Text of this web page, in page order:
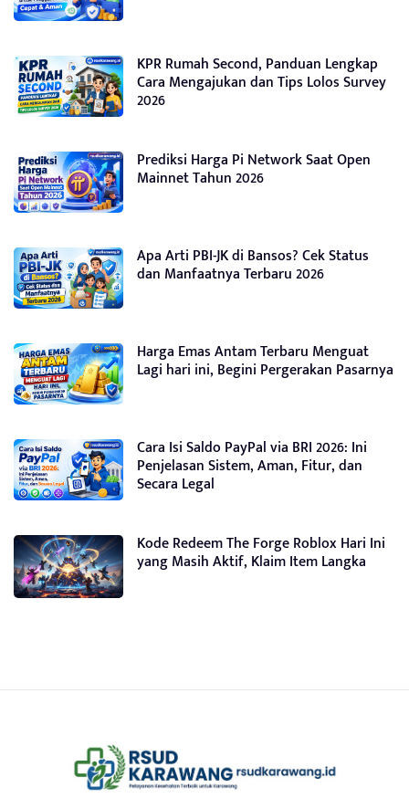
KPR Rumah Second, Panduan Lengkap
Cara Mengajukan dan Tips Lolos Survey
2026
Prediksi Harga Pi Network Saat Open
Mainnet Tahun 2026
Apa Arti PBI-JK di Bansos? Cek Status
dan Manfaatnya Terbaru 2026
Harga Emas Antam Terbaru Menguat
Lagi hari ini, Begini Pergerakan Pasarnya
Cara Isi Saldo PayPal via BRI 2026: Ini
Penjelasan Sistem, Aman, Fitur, dan
Secara Legal
Kode Redeem The Forge Roblox Hari Ini
yang Masih Aktif, Klaim Item Langka